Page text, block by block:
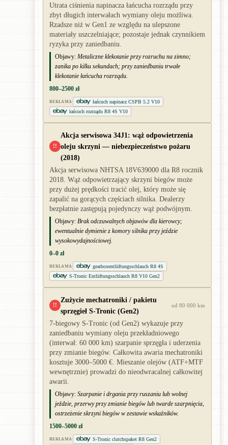
Utrata ciśnienia napinacza łańcucha rozrządu przy
zbyt długich interwałach wymiany oleju możliwa.
Rzadsze niż w Gen1 ze względu na ulepszone
materiały uszczelniające; pozostaje jednak czynnikiem
ryzyka przy zaniedbaniu.
Objawy: Metaliczne klekotanie przy rozruchu na zimno;
zanika po kilku sekundach; przy zaniedbaniu trwałe
klekotanie łańcucha rozrządu.
800–2500 zł
REKLAMA
łańcuch napinacz CSPB 5.2 V10
łańcuch rozrządu R8 4S V10
!!
Akcja serwisowa 34J1: wąż odpowietrzenia
oleju skrzyni — niebezpieczeństwo pożaru
(2018)
Akcja serwisowa NHTSA 18V639000 dla R8 rocznik
2018. Wąż odpowietrzający skrzyni biegów może
przy dużej prędkości tracić olej, który może się
zapalić na gorących częściach silnika. Dealerzy
bezpłatnie zastępują pojedynczy wąż podwójnym.
Objawy: Brak odczuwalnych objawów dla kierowcy;
ewentualnie dymienie z komory silnika przy jeździe
wysokowydajnościowej.
0–0 zł
REKLAMA
gearboxentlüftungsschlauch R8 4S
S-Tronic Entlüftungsschlauch R8 V10 Gen2
!!
Zużycie mechatroniki / pakietu
sprzęgieł S-Tronic (Gen2)
od 80 000 km
7-biegowy S-Tronic (od Gen2) wykazuje przy
zaniedbaniu wymiany oleju przekładniowego
(interwał: 60 000 km) szarpanie sprzęgła i uderzenia
przy zmianie biegów. Całkowita awaria mechatroniki
kosztuje 3000–5000 €. Mieszanie olejów (ATF+MTF
wewnętrznie) prowadzi do nieodwracalnej całkowitej
awarii.
Objawy: Szarpanie i drgania przy ruszaniu lub wolnej
jeździe, przerwy przy zmianie biegów lub twarde szarpnięcia,
ostrzeżenie skrzyni biegów w zestawie wskaźników.
1500–5000 zł
REKLAMA
S-Tronic clutchspaket R8 Gen2